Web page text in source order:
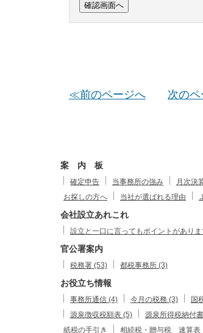
≪前のページへ 次の
案 内 板
確定申告 当事務所の強み 月次決
お探しの方へ
当社が選ばれる理由
会社設立あれこれ
設立と一口に言ってもポイントがあり
官公署案内
税務署 (53) 都税事務所 (3)
お役立ち情報
事務所通信 (4) 今月の税務 (3) 国
源泉徴収税額表 (5)
源泉所得税納付
紙税の手引き
相続税・贈与税 速算表